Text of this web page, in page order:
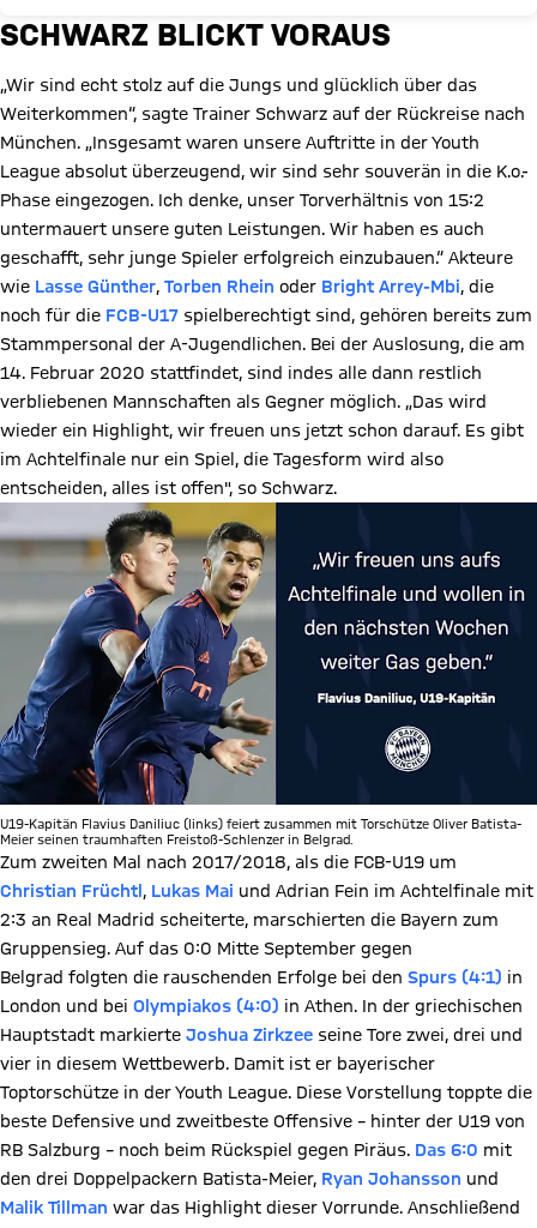
SCHWARZ BLICKT VORAUS
„Wir sind echt stolz auf die Jungs und glücklich über das
Weiterkommen“, sagte Trainer Schwarz auf der Rückreise nach
München. „Insgesamt waren unsere Auftritte in der Youth
League absolut überzeugend, wir sind sehr souverän in die K.o.-
Phase eingezogen. Ich denke, unser Torverhältnis von 15:2
untermauert unsere guten Leistungen. Wir haben es auch
geschafft, sehr junge Spieler erfolgreich einzubauen.“ Akteure
wie Lasse Günther, Torben Rhein oder Bright Arrey-Mbi, die
noch für die FCB-U17 spielberechtigt sind, gehören bereits zum
Stammpersonal der A-Jugendlichen. Bei der Auslosung, die am
14. Februar 2020 stattfindet, sind indes alle dann restlich
verbliebenen Mannschaften als Gegner möglich. „Das wird
wieder ein Highlight, wir freuen uns jetzt schon darauf. Es gibt
im Achtelfinale nur ein Spiel, die Tagesform wird also
entscheiden, alles ist offen", so Schwarz.
U19-Kapitän Flavius Daniliuc (links) feiert zusammen mit Torschütze Oliver Batista-
Meier seinen traumhaften Freistoß-Schlenzer in Belgrad.
Zum zweiten Mal nach 2017/2018, als die FCB-U19 um
Christian Früchtl , Lukas Mai und Adrian Fein im Achtelfinale mit
2:3 an Real Madrid scheiterte, marschierten die Bayern zum
Gruppensieg. Auf das 0:0 Mitte September gegen
Belgrad folgten die rauschenden Erfolge bei den Spurs (4:1) in
London und bei Olympiakos (4:0) in Athen. In der griechischen
Hauptstadt markierte Joshua Zirkzee seine Tore zwei, drei und
vier in diesem Wettbewerb. Damit ist er bayerischer
Toptorschütze in der Youth League. Diese Vorstellung toppte die
beste Defensive und zweitbeste Offensive – hinter der U19 von
RB Salzburg – noch beim Rückspiel gegen Piräus. Das 6:0 mit
den drei Doppelpackern Batista-Meier, Ryan Johansson und
Malik Tillman war das Highlight dieser Vorrunde. Anschließend